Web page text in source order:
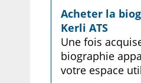
Acheter la
Kerli ATS
Une fois
biographie
votre espace